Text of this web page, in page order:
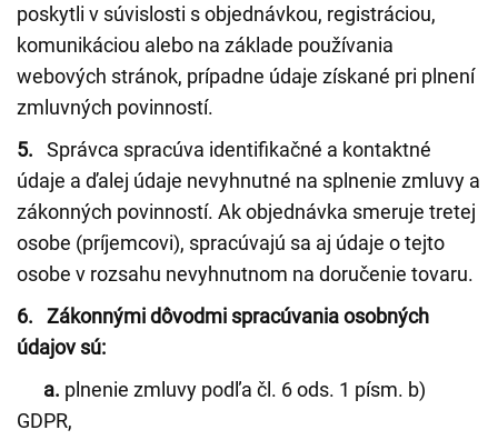
poskytli v súvislosti s objednávkou, registráciou,
komunikáciou alebo na základe používania
webových stránok, prípadne údaje získané pri plnení
zmluvných povinností.
5.
Správca spracúva identifikačné a kontaktné
údaje a ďalej údaje nevyhnutné na splnenie zmluvy a
zákonných povinností. Ak objednávka smeruje tretej
osobe (príjemcovi), spracúvajú sa aj údaje o tejto
osobe v rozsahu nevyhnutnom na doručenie tovaru.
6. Zákonnými dôvodmi spracúvania osobných
údajov sú:
a. plnenie zmluvy podľa čl. 6 ods. 1 písm. b)
GDPR,